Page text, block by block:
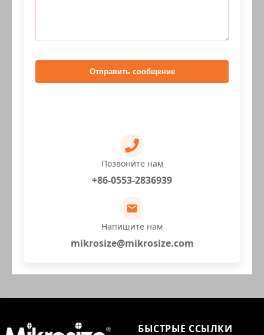
Отправить сообщение
Позвоните нам
+86-0553-2836939
Напишите нам
mikrosize@mikrosize.com
БЫСТРЫЕ ССЫЛКИ